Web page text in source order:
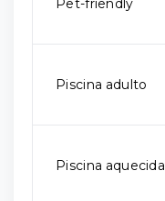
Pet-friendly
Piscina adulto
Piscina aquecida